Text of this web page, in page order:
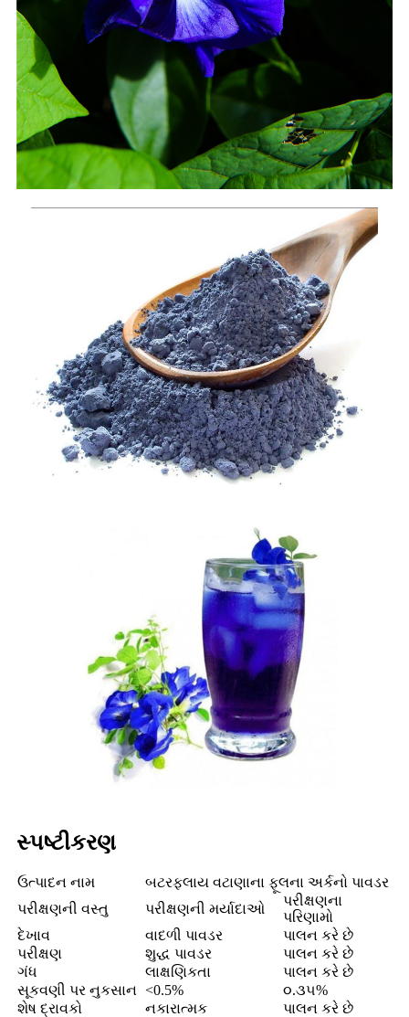
સ્પષ્ટીકરણ
ઉત્પાદન નામ
બટરફ્લાય વટાણાના ફૂલના અર્કનો પાવડર
પરીક્ષણની વસ્તુ
પરીક્ષણની મર્યાદાઓ
પરીક્ષણના
પરિણામો
દેખાવ
વાદળી પાવડર
પાલન કરે છે
પરીક્ષણ
શુદ્ધ પાવડર
પાલન કરે છે
ગંધ
લાક્ષણિકતા
પાલન કરે છે
સૂકવણી પર નુકસાન <0.5%
૦.૩૫%
શેષ દ્રાવકો
નકારાત્મક
પાલન કરે છે